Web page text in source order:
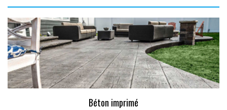
Béton imprimé